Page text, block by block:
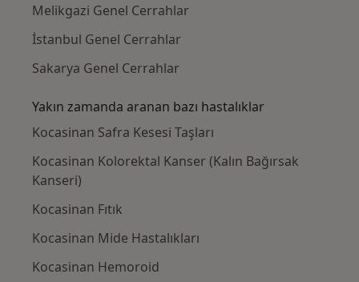
Melikgazi Genel Cerrahlar
İstanbul Genel Cerrahlar
Sakarya Genel Cerrahlar
Yakın zamanda aranan bazı hastalıklar
Kocasinan Safra Kesesi Taşları
Kocasinan Kolorektal Kanser (Kalın Bağırsak
Kanseri)
Kocasinan Fıtık
Kocasinan Mide Hastalıkları
Kocasinan Hemoroid